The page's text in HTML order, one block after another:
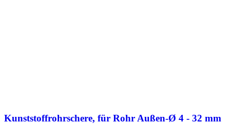
Kunststoffrohrschere, für Rohr Außen-Ø 4 - 32 mm